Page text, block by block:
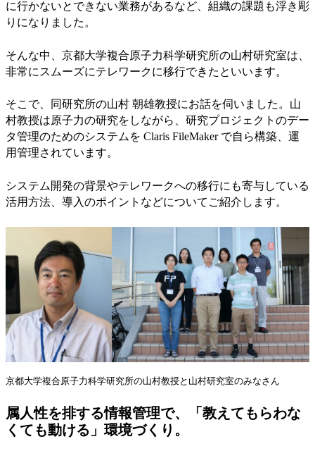
に行かないとできない業務があるなど、組織の課題も浮き彫
りになりました。
そんな中、京都大学複合原子力科学研究所の山村研究室は、
非常にスムーズにテレワークに移行できたといいます。
そこで、同研究所の山村 朝雄教授にお話を伺いました。山
村教授は原子力の研究をしながら、研究プロジェクトのデー
タ管理のためのシステムを Claris FileMaker で自ら構築、運
用管理されています。
システム開発の背景やテレワークへの移行にも寄与している
活用方法、導入のポイントなどについてご紹介します。
京都大学複合原子力科学研究所の山村教授と山村研究室のみなさん
属人性を排する情報管理で、「教えてもらわな
くても動ける」環境づくり。